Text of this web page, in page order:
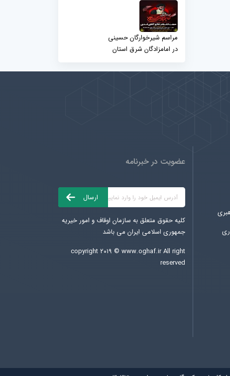
مراسم شیرخوارگان حسینی
در امامزادگان شرق استان
عضویت در خبرنامه
کلیه حقوق متعلق به سازمان اوقاف و امور خیریه
جمهوری اسلامی ایران می باشد
copyright ۲۰۱۹ © www.oghaf.irAll right
reserved